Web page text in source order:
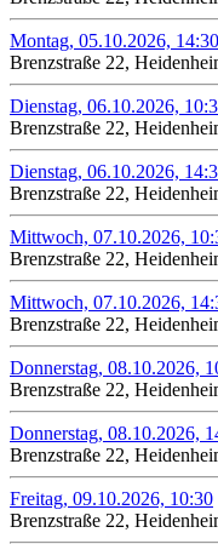
Montag, 05.10.2026, 14:30
Brenzstraße 22,
Dienstag, 06.10.2026,
Brenzstraße 22,
Dienstag, 06.10.2026,
Brenzstraße 22,
Mittwoch, 07.10.2026,
Brenzstraße 22,
Mittwoch, 07.10.2026,
Brenzstraße 22,
Donnerstag, 08.10.2026,
Brenzstraße 22,
Donnerstag, 08.10.2026,
Brenzstraße 22,
Freitag, 09.10.2026, 10:30
Brenzstraße 22,